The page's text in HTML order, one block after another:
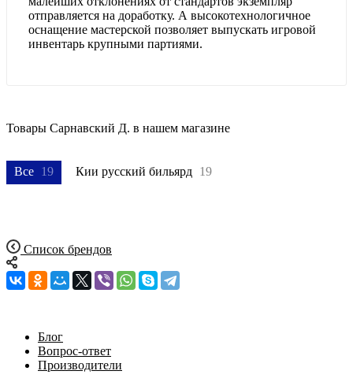
отправляется на доработку. А высокотехнологичное
оснащение мастерской позволяет выпускать игровой
инвентарь крупными партиями.
Товары Сарнавский Д. в нашем магазине
Все 19 Кии русский бильярд 19
Список брендов
Блог
Вопрос-ответ
Производители